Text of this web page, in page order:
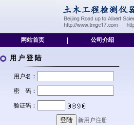
网站首页 公司介绍
用户登陆
用户名：
密 码：
验证码：
新用户注册